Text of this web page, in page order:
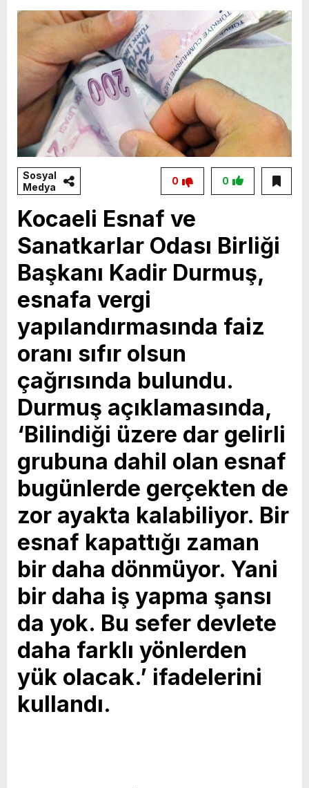
Sosyal
Medya
0
0
Kocaeli Esnaf ve
Sanatkarlar Odası Birliği
Başkanı Kadir Durmuş,
esnafa vergi
yapılandırmasında faiz
oranı sıfır olsun
çağrısında bulundu.
Durmuş açıklamasında,
‘Bilindiği üzere dar gelirli
grubuna dahil olan esnaf
bugünlerde gerçekten de
zor ayakta kalabiliyor. Bir
esnaf kapattığı zaman
bir daha dönmüyor. Yani
bir daha iş yapma şansı
da yok. Bu sefer devlete
daha farklı yönlerden
yük olacak.’ ifadelerini
kullandı.